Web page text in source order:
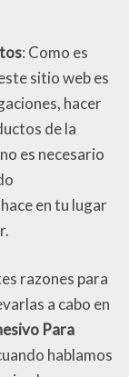
: Como es
sitio web es
hacer
de la
es necesario
en tu lugar
razones para
a cabo en
Para
hablamos